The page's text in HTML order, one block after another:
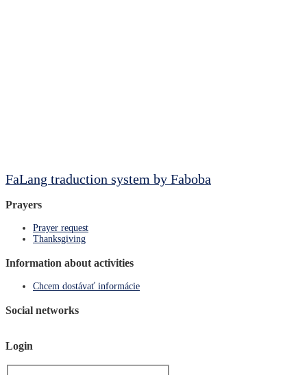
FaLang traduction system by Faboba
Prayers
Prayer request
Thanksgiving
Information about activities
Chcem dostávať informácie
Social networks
Login